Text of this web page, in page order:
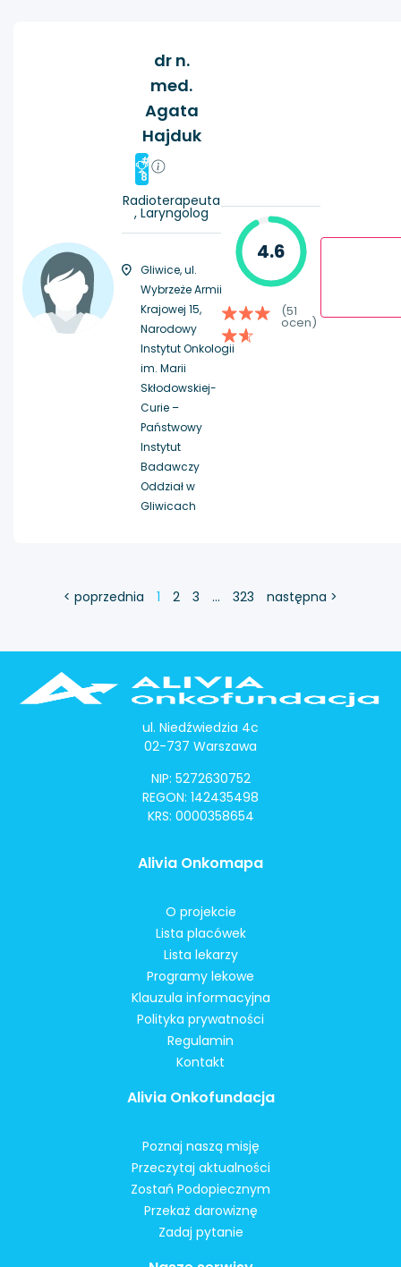
dr n.
med.
Agata
Hajduk
#
8
Radioterapeuta
, Laryngolog
Gliwice, ul.
Wybrzeże Armii
Krajowej 15,
Narodowy
Instytut Onkologii
im. Marii
Skłodowskiej-
Curie –
Państwowy
Instytut
Badawczy
Oddział w
Gliwicach
4.6
(51
ocen)
< poprzednia 1 2 3 … 323 następna >
ul. Niedźwiedzia 4c
02-737 Warszawa
NIP: 5272630752
REGON: 142435498
KRS: 0000358654
Alivia Onkomapa
O projekcie
Lista placówek
Lista lekarzy
Programy lekowe
Klauzula informacyjna
Polityka prywatności
Regulamin
Kontakt
Alivia Onkofundacja
Poznaj naszą misję
Przeczytaj aktualności
Zostań Podopiecznym
Przekaż darowiznę
Zadaj pytanie